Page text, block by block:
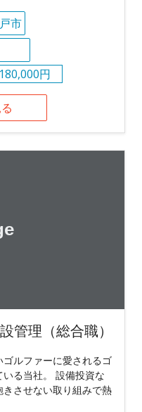
市
円
管理（総合職）
ルファーに愛されるゴ
る当社。 設備投資な
させない取り組みで熱